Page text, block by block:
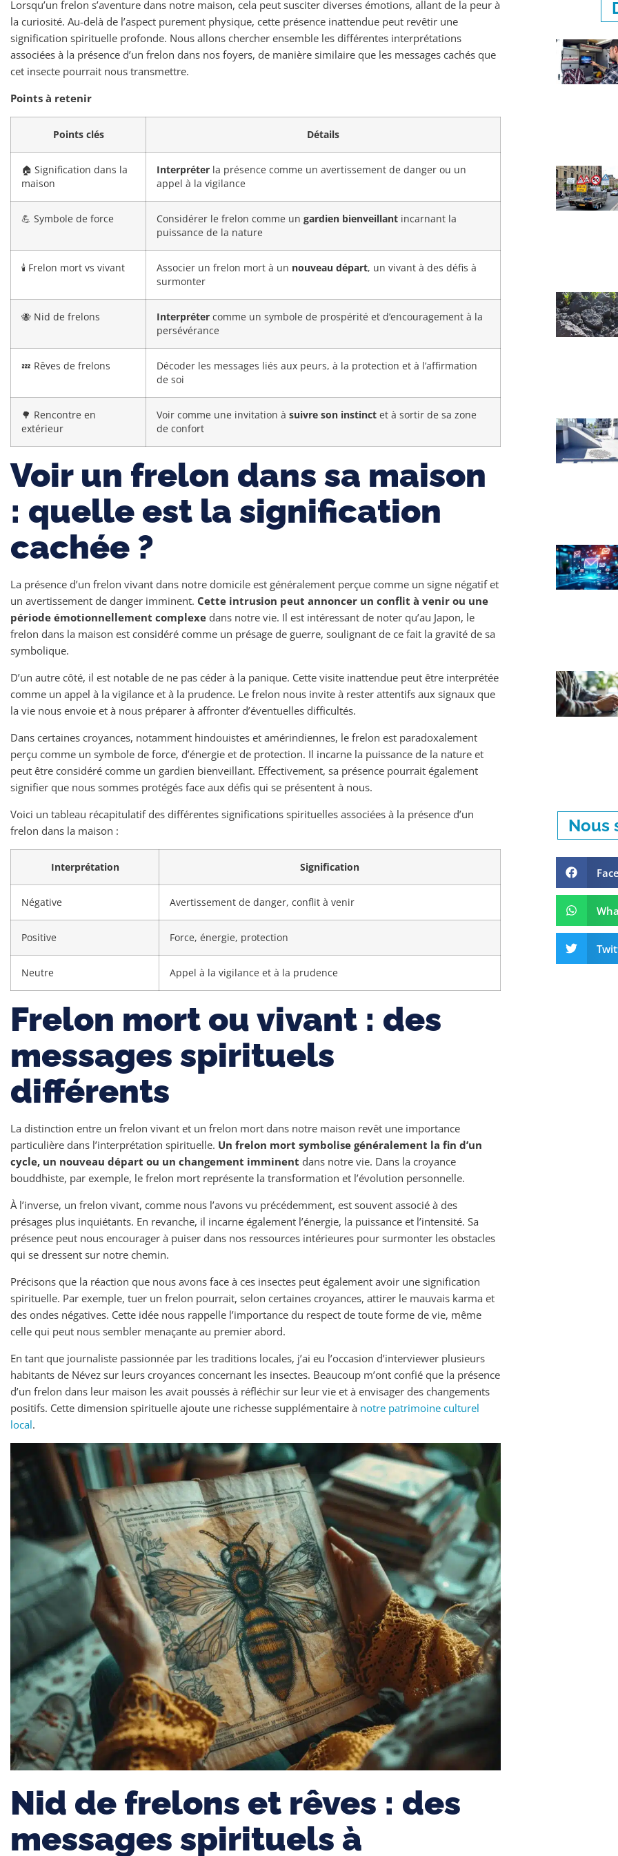
Lorsqu’un frelon s’aventure dans notre maison, cela peut susciter diverses émotions, allant de la peur à
la curiosité. Au-delà de l’aspect purement physique, cette présence inattendue peut revêtir une
signification spirituelle profonde. Nous allons chercher ensemble les différentes interprétations
associées à la présence d’un frelon dans nos foyers, de manière similaire que les messages cachés que
cet insecte pourrait nous transmettre.
Points à retenir
Points clés Détails
🏠 Signification dans la
maison
Interpréter la présence comme un avertissement de danger ou un
appel à la vigilance
💪 Symbole de force Considérer le frelon comme un gardien bienveillant incarnant la
puissance de la nature
🕯️ Frelon mort vs vivant Associer un frelon mort à un nouveau départ, un vivant à des défis à
surmonter
🐝 Nid de frelons Interpréter comme un symbole de prospérité et d’encouragement à la
persévérance
💤 Rêves de frelons
Décoder les messages liés aux peurs, à la protection et à l’affirmation
de soi
🌳 Rencontre en
extérieur
Voir comme une invitation à suivre son instinct et à sortir de sa zone
de confort
Voir un frelon dans sa maison
: quelle est la signification
cachée ?
La présence d’un frelon vivant dans notre domicile est généralement perçue comme un signe négatif et
un avertissement de danger imminent. Cette intrusion peut annoncer un conflit à venir ou une
période émotionnellement complexe dans notre vie. Il est intéressant de noter qu’au Japon, le
frelon dans la maison est considéré comme un présage de guerre, soulignant de ce fait la gravité de sa
symbolique.
D’un autre côté, il est notable de ne pas céder à la panique. Cette visite inattendue peut être interprétée
comme un appel à la vigilance et à la prudence. Le frelon nous invite à rester attentifs aux signaux que
la vie nous envoie et à nous préparer à affronter d’éventuelles difficultés.
Dans certaines croyances, notamment hindouistes et amérindiennes, le frelon est paradoxalement
perçu comme un symbole de force, d’énergie et de protection. Il incarne la puissance de la nature et
peut être considéré comme un gardien bienveillant. Effectivement, sa présence pourrait également
signifier que nous sommes protégés face aux défis qui se présentent à nous.
Voici un tableau récapitulatif des différentes significations spirituelles associées à la présence d’un
frelon dans la maison :
Interprétation Signification
Négative Avertissement de danger, conflit à venir
Positive Force, énergie, protection
Neutre Appel à la vigilance et à la prudence
Frelon mort ou vivant : des
messages spirituels
différents
La distinction entre un frelon vivant et un frelon mort dans notre maison revêt une importance
particulière dans l’interprétation spirituelle. Un frelon mort symbolise généralement la fin d’un
cycle, un nouveau départ ou un changement imminent dans notre vie. Dans la croyance
bouddhiste, par exemple, le frelon mort représente la transformation et l’évolution personnelle.
À l’inverse, un frelon vivant, comme nous l’avons vu précédemment, est souvent associé à des
présages plus inquiétants. En revanche, il incarne également l’énergie, la puissance et l’intensité. Sa
présence peut nous encourager à puiser dans nos ressources intérieures pour surmonter les obstacles
qui se dressent sur notre chemin.
Précisons que la réaction que nous avons face à ces insectes peut également avoir une signification
spirituelle. Par exemple, tuer un frelon pourrait, selon certaines croyances, attirer le mauvais karma et
des ondes négatives. Cette idée nous rappelle l’importance du respect de toute forme de vie, même
celle qui peut nous sembler menaçante au premier abord.
En tant que journaliste passionnée par les traditions locales, j’ai eu l’occasion d’interviewer plusieurs
habitants de Névez sur leurs croyances concernant les insectes. Beaucoup m’ont confié que la présence
d’un frelon dans leur maison les avait poussés à réfléchir sur leur vie et à envisager des changements
positifs. Cette dimension spirituelle ajoute une richesse supplémentaire à notre patrimoine culturel
local.
Nid de frelons et rêves : des
messages spirituels à
Nous